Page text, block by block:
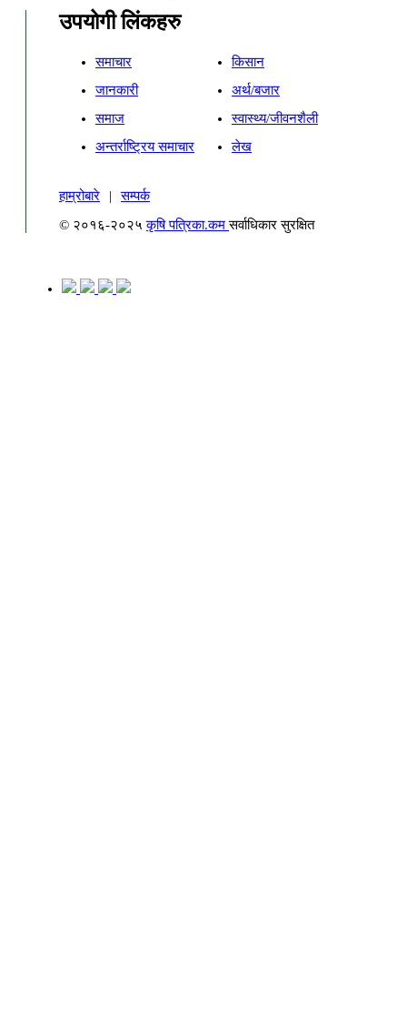
उपयोगी लिंकहरु
समाचार
किसान
जानकारी
अर्थ/बजार
समाज
स्वास्थ्य/जीवनशैली
अन्तर्राष्ट्रिय समाचार
लेख
हाम्रोबारे |
सम्पर्क
© २०१६-२०२५कृषि पत्रिका.कमसर्वाधिकार सुरक्षित